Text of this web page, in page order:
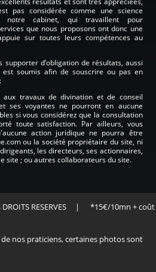
pas considérée comme une science
notre cabinet, qui travaillent pour
que nous proposons ont donc une
sur toutes leurs compétences au
supporter d’obligation de résultats, aussi
est soumis afin de souscrire ou pas en
travaux de divination et de conseil
ses voyantes ne pourront en aucune
si vous considérez que la consultation
toute satisfaction. Par ailleurs, vous
action juridique ne pourra être
ou la société propriétaire du site, ni
les directeurs, ses actionnaires,
site ; ou autres collaborateurs du site.
DROITS RESERVES | *15€/10mn + coût
nos praticiens, certaines photos sont